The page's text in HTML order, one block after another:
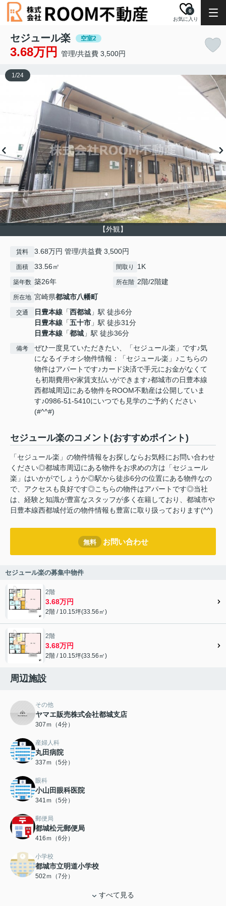
お気に入り
0
セジュール楽 空室2
3.68万円 管理/共益費 3,500円
【外観】
1/24
賃料 3.68万円 管理/共益費 3,500円
面積 33.56㎡ 間取り 1K
築年数 築26年 所在階 2階/2階建
所在地 宮崎県都城市八幡町
交通 日豊本線 「西都城 」駅 徒歩6分
日豊本線 「五十市 」駅 徒歩31分
日豊本線 「都城 」駅 徒歩36分
備考
ぜひ一度見ていただきたい、「セジュール楽」です♪気
になるイチオシ物件情報：「セジュール楽」♪こちらの
物件はアパートです♪カード決済で手元にお金がなくて
も初期費用や家賃支払いができます♪都城市の日豊本線
西都城周辺にある物件をROOM不動産は公開していま
す♪0986-51-5410にいつでも見学のご予約ください
(#^^#)
セジュール楽のコメント(おすすめポイント)
「セジュール楽」の物件情報をお探しならお気軽にお問い合わせ
ください◎都城市周辺にある物件をお求めの方は「セジュール
楽」はいかがでしょうか◎駅から徒歩6分の位置にある物件なの
で、アクセスも良好です◎こちらの物件はアパートです◎当社
は、経験と知識が豊富なスタッフが多く在籍しており、都城市や
日豊本線西都城付近の物件情報も豊富に取り扱っております(^^)
無料 お問い合わせ
セジュール楽の募集中物件
2階
3.68万円
2階 / 10.15坪(33.56㎡)
2階
3.68万円
2階 / 10.15坪(33.56㎡)
周辺施設
その他
ヤマエ販売株式会社都城支店
307ｍ（4分）
産婦人科
丸田病院
337ｍ（5分）
眼科
小山田眼科医院
341ｍ（5分）
郵便局
都城松元郵便局
416ｍ（6分）
小学校
都城市立明道小学校
502ｍ（7分）
すべて見る